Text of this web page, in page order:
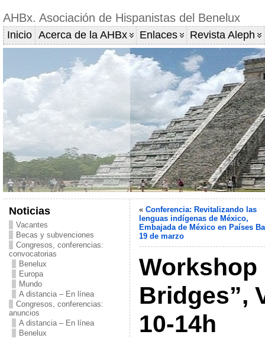
AHBx. Asociación de Hispanistas del Benelux
Inicio Acerca de la AHBx Enlaces Revista Aleph
Noticias
Vacantes
Becas y subvenciones
Congresos, conferencias:
convocatorias
Benelux
Europa
Mundo
A distancia – En línea
Congresos, conferencias:
anuncios
A distancia – En línea
Benelux
« Conferencia: Revitalizando las
lenguas indígenas de México,
Embajada de México en Países
19 de marzo
Workshop
Bridges”,
10-14h